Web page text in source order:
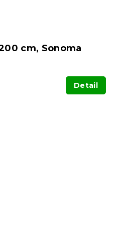
cm, Sonoma
Detail